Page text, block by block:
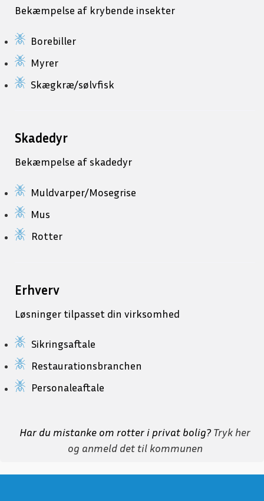
Bekæmpelse af krybende insekter
Borebiller
Myrer
Skægkræ/sølvfisk
Skadedyr
Bekæmpelse af skadedyr
Muldvarper/Mosegrise
Mus
Rotter
Erhverv
Løsninger tilpasset din virksomhed
Sikringsaftale
Restaurationsbranchen
Personaleaftale
Har du mistanke om rotter i privat bolig?Tryk her
og anmeld det til kommunen